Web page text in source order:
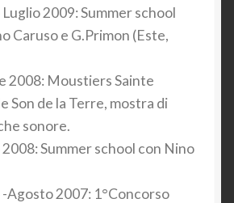
2009: Summer school
Caruso e G.Primon (Este,
2008: Moustiers Sainte
Son de la Terre, mostra di
sonore.
Summer school con Nino
Agosto 2007: 1°Concorso